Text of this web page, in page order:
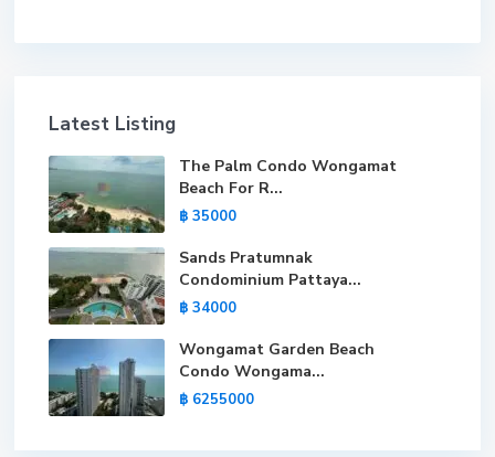
Latest Listing
The Palm Condo Wongamat
Beach For R...
฿ 35000
Sands Pratumnak
Condominium Pattaya...
฿ 34000
Wongamat Garden Beach
Condo Wongama...
฿ 6255000